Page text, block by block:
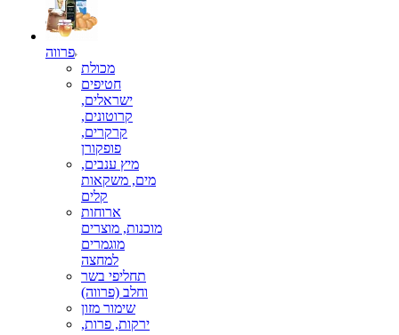
פרווה
מכולת
חטיפים
ישראלים,
קרוטונים,
קרקרים,
פופקורן
מיץ ענבים,
מים, משקאות
קלים
ארוחות
מוכנות, מוצרים
מוגמרים
למחצה
תחליפי בשר
וחלב (פרווה)
שימור מזון
ירקות, פרות,